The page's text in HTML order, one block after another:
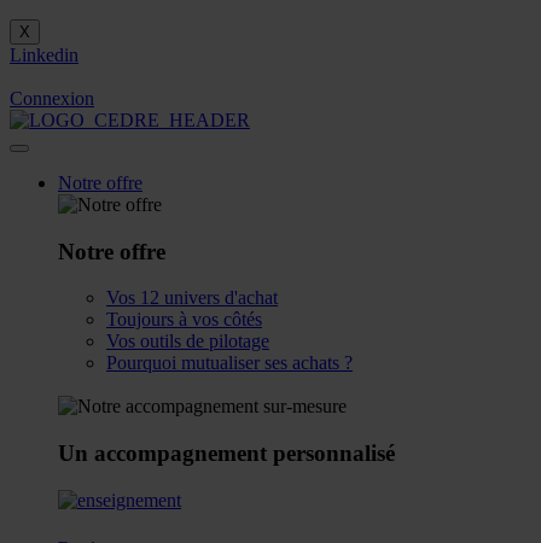
X
Linkedin
Connexion
Notre offre
Notre offre
Vos 12 univers d'achat
Toujours à vos côtés
Vos outils de pilotage
Pourquoi mutualiser ses achats ?
Un accompagnement personnalisé